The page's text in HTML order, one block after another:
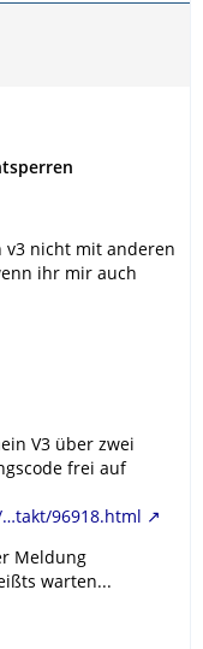
v3 nicht mit anderen
ihr mir auch
V3 über zwei
frei auf
96918.html
Meldung
warten...